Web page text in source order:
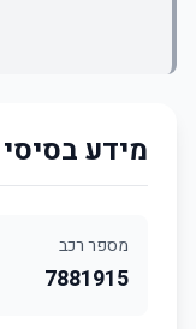
מידע בסיסי
מספר רכב
7881915